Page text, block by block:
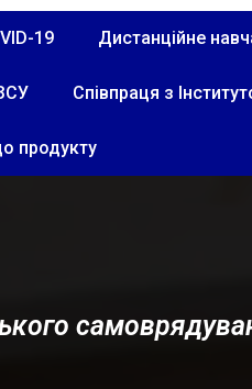
19 Дистанційне
Співпраця з
продукту